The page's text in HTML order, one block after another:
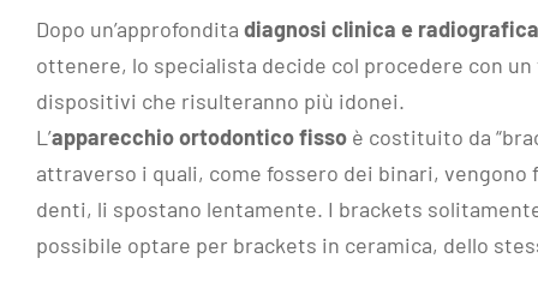
Dopo un’approfondita diagnosi clinica e radiografica
ottenere, lo specialista decide col procedere con
dispositivi che risulteranno più idonei.
L’apparecchio ortodontico fisso è costituito da
attraverso i quali, come fossero dei binari,
denti, li spostano lentamente. I brackets
possibile optare per brackets in ceramica, dello